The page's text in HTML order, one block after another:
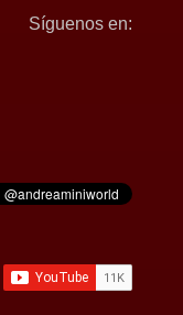
Síguenos en: